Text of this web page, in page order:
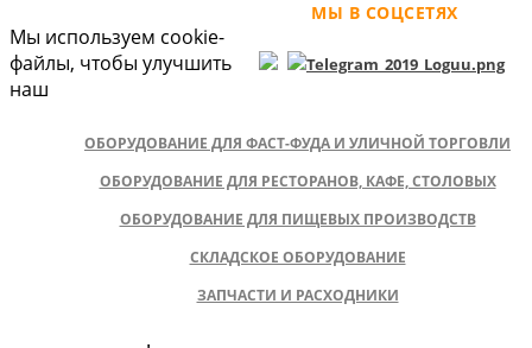
МЫ В СОЦСЕТЯХ
ОБОРУДОВАНИЕ ДЛЯ ФАСТ-ФУДА И УЛИЧНОЙ ТОРГОВЛИ
ОБОРУДОВАНИЕ ДЛЯ РЕСТОРАНОВ, КАФЕ, СТОЛОВЫХ
ОБОРУДОВАНИЕ ДЛЯ ПИЩЕВЫХ ПРОИЗВОДСТВ
СКЛАДСКОЕ ОБОРУДОВАНИЕ
ЗАПЧАСТИ И РАСХОДНИКИ
Мы используем cookie-
файлы, чтобы улучшить
наш